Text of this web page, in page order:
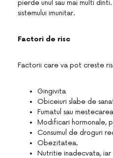
pierde unul sau mai multi
sistemului imunitar.
Factori de risc
Factorii care va pot creste
Gingivita
Obiceiuri slabe de
Fumatul sau
Modificari hormonale,
Consumul de droguri
Obezitatea.
Nutritie inadecvata, iar